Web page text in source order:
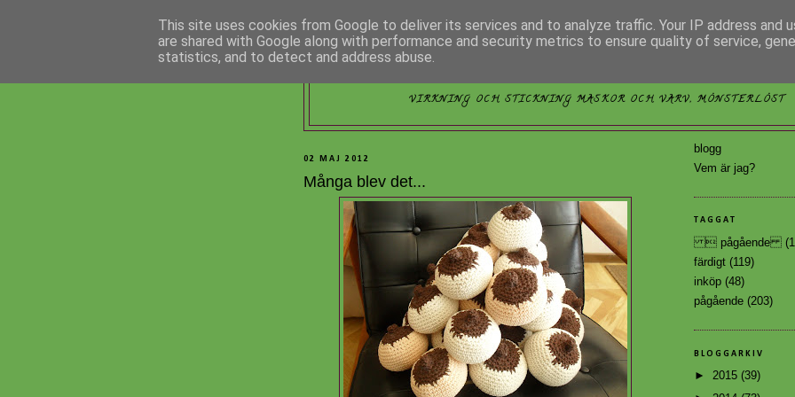
VIRKNING OCH STICKNING MASKOR OCH VARV, MÖNSTERLÖST
02 MAJ 2012
Många blev det...
blogg
Vem är jag?
TAGGAT
 pågående
färdigt (119)
inköp (48)
pågående (203)
BLOGGARKIV
► 2015 (39)
This site uses cookies from Google to deliver its services and to analyze traffic. Your IP address and
are shared with Google along with performance and security metrics to ensure quality of service,
statistics, and to detect and address abuse.